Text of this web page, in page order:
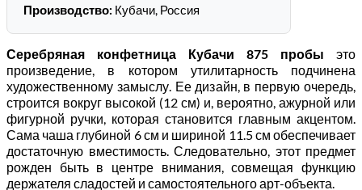
Производство: Кубачи, Россия
Серебряная конфетница Кубачи 875 пробы это
произведение, в котором утилитарность подчинена
художественному замыслу. Ее дизайн, в первую очередь,
строится вокруг высокой (12 см) и, вероятно, ажурной или
фигурной ручки, которая становится главным акцентом.
Сама чаша глубиной 6 см и шириной 11.5 см обеспечивает
достаточную вместимость. Следовательно, этот предмет
рожден быть в центре внимания, совмещая функцию
держателя сладостей и самостоятельного арт-объекта.